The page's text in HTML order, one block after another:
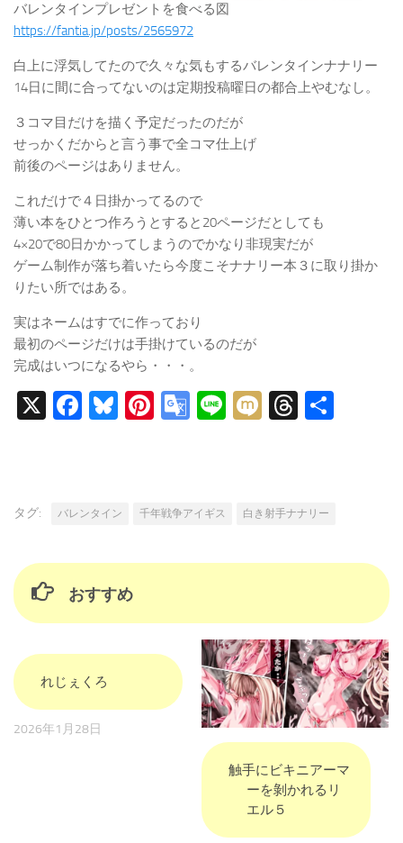
バレンタインプレゼントを食べる図
https://fantia.jp/posts/2565972
白上に浮気してたので久々な気もするバレンタインナナリー
14日に間に合ってないのは定期投稿曜日の都合上やむなし。
３コマ目だけを描く予定だったのだが
せっかくだからと言う事で全コマ仕上げ
前後のページはありません。
これだけで４日掛かってるので
薄い本をひとつ作ろうとすると20ページだとしても
4×20で80日かかってしまうのでかなり非現実だが
ゲーム制作が落ち着いたら今度こそナナリー本３に取り掛か
りたい所ではある。
実はネームはすでに作っており
最初のページだけは手掛けているのだが
完成はいつになるやら・・・。
X Facebook
Bluesky
Pinterest
Google
LineMixiThreads
タグ: バレンタイン 千年戦争アイギス 白き射手ナナリー
おすすめ
れじぇくろ
2026年1月28日
触手にビキニアーマ
ーを剝かれるリ
エル５